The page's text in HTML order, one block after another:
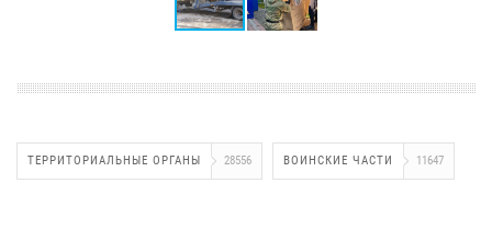
ТЕРРИТОРИАЛЬНЫЕ ОРГАНЫ 28556 ВОИНСКИЕ ЧАСТИ 11647